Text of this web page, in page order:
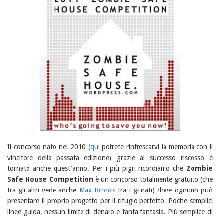
Il concorso nato nel 2010 (qui potrete rinfrescarvi la memoria con il
vincitore della passata edizione) grazie al successo riscosso è
tornato anche quest'anno. Per i più pigri ricordiamo che Zombie
Safe House Competition è un concorso totalmente gratuito (che
tra gli altri vede anche Max Brooks tra i giurati) dove ognuno può
presentare il proprio progetto per il rifugio perfetto. Poche semplici
linee guida, nessun limite di denaro e tanta fantasia. Più semplice di